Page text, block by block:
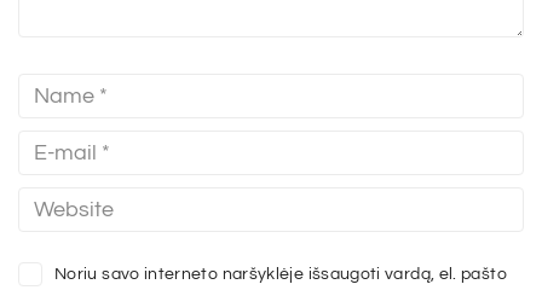
Noriu savo interneto naršyklėje išsaugoti vardą, el. pašto